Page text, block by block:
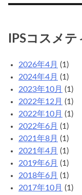
IPSコスメ
2026年4月 (1)
2024年4月 (1)
2023年10月 (1)
2022年12月 (1)
2022年10月 (1)
2022年6月 (1)
2021年8月 (1)
2021年4月 (1)
2019年6月 (1)
2018年6月 (1)
2017年10月 (1)